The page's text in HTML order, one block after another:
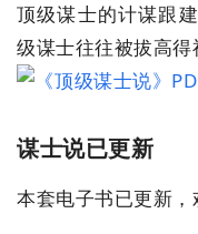
首
页
顶级谋士的计谋跟
级谋士往往被拔高得
谋士说已更新
本套电子书已更新